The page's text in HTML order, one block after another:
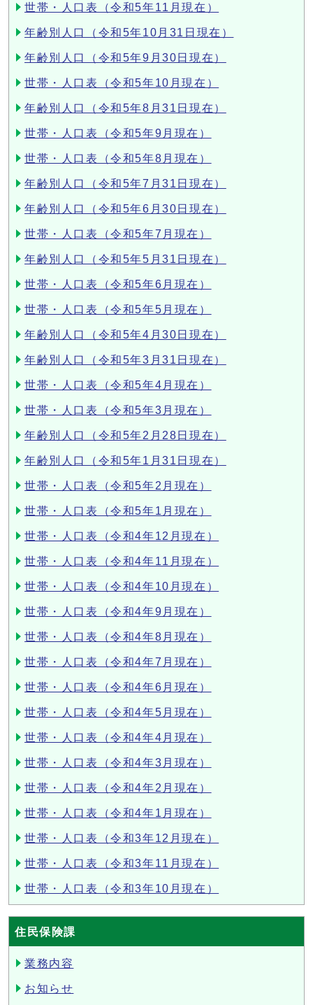
世帯・人口表（令和5年11月現在）
年齢別人口（令和5年10月31日現在）
年齢別人口（令和5年9月30日現在）
世帯・人口表（令和5年10月現在）
年齢別人口（令和5年8月31日現在）
世帯・人口表（令和5年9月現在）
世帯・人口表（令和5年8月現在）
年齢別人口（令和5年7月31日現在）
年齢別人口（令和5年6月30日現在）
世帯・人口表（令和5年7月現在）
年齢別人口（令和5年5月31日現在）
世帯・人口表（令和5年6月現在）
世帯・人口表（令和5年5月現在）
年齢別人口（令和5年4月30日現在）
年齢別人口（令和5年3月31日現在）
世帯・人口表（令和5年4月現在）
世帯・人口表（令和5年3月現在）
年齢別人口（令和5年2月28日現在）
年齢別人口（令和5年1月31日現在）
世帯・人口表（令和5年2月現在）
世帯・人口表（令和5年1月現在）
世帯・人口表（令和4年12月現在）
世帯・人口表（令和4年11月現在）
世帯・人口表（令和4年10月現在）
世帯・人口表（令和4年9月現在）
世帯・人口表（令和4年8月現在）
世帯・人口表（令和4年7月現在）
世帯・人口表（令和4年6月現在）
世帯・人口表（令和4年5月現在）
世帯・人口表（令和4年4月現在）
世帯・人口表（令和4年3月現在）
世帯・人口表（令和4年2月現在）
世帯・人口表（令和4年1月現在）
世帯・人口表（令和3年12月現在）
世帯・人口表（令和3年11月現在）
世帯・人口表（令和3年10月現在）
住民保険課
業務内容
お知らせ